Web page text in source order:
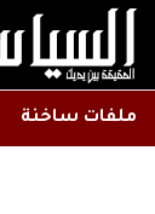
ملفات ساخنة